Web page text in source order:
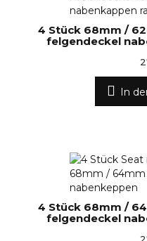
4 Stück 68mm /
felgendeckel
In
4 Stück 68mm /
felgendeckel